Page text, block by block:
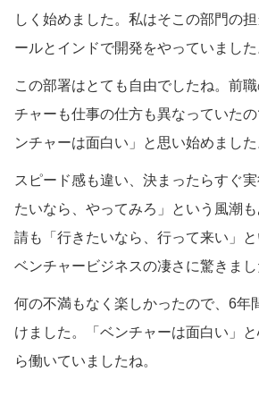
しく始めました。私はそこの部門の
ールとインドで開発をやっていました
この部署はとても自由でしたね。前
チャーも仕事の仕方も異なっていた
ンチャーは面白い」と思い始めました
スピード感も違い、決まったらすぐ
たいなら、やってみろ」という風潮
請も「行きたいなら、行って来い」と
ベンチャービジネスの凄さに驚きまし
何の不満もなく楽しかったので、6年
けました。「ベンチャーは面白い」
ら働いていましたね。